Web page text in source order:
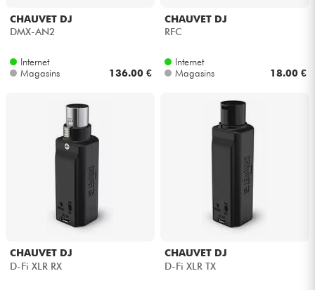
HiFi
Packs
CHAUVET DJ
DMX-AN2
Internet
Magasins
136.00 €
CHAUVET DJ
RFC
Internet
Magasins
18.00 €
CHAUVET DJ
D-Fi XLR RX
CHAUVET DJ
D-Fi XLR TX